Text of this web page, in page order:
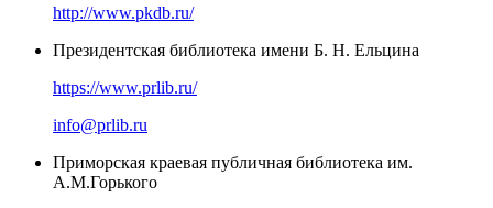
http://www.pkdb.ru/
Президентская библиотека имени Б. Н. Ельцина
https://www.prlib.ru/
info@prlib.ru
Приморская краевая публичная библиотека им.
А.М.Горького